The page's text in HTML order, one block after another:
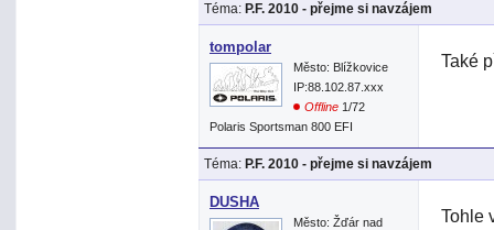
Téma: P.F. 2010 - přejme si navzájem
tompolar
Město: Blížkovice
IP:88.102.87.xxx
Offline 1/72
Polaris Sportsman 800 EFI
Také
Téma: P.F. 2010 - přejme si navzájem
DUSHA
Město: Žďár nad
Tohle